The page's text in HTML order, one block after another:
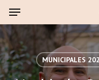
main
content
Menu
MUNICIPALES